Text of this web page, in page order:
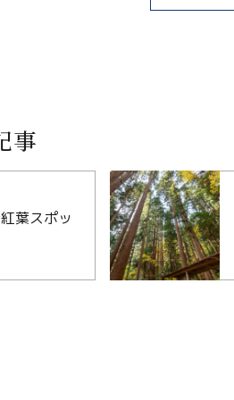
事
葉スポッ